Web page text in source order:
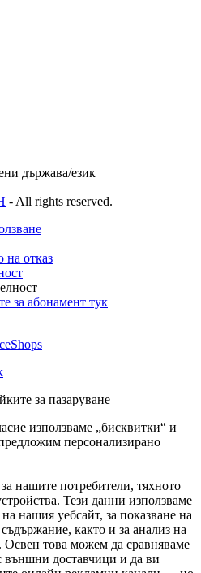
държава/език
- All rights reserved.
отказ
за абонамент тук
за пазаруване
използваме „бисквитки“ и
персонализирано
нашите потребители, тяхното
Тези данни използваме
нашия уебсайт, за показване на
както и за анализ на
Освен това можем да сравняваме
доставчици и да ви